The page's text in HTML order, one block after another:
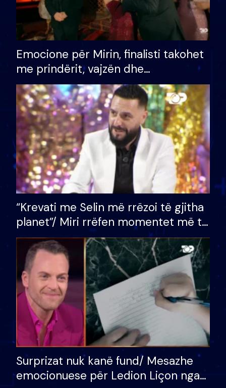
Emocione për Mirin, finalisti takohet
me prindërit, vajzën dhe
bashkëshorten: S’kemi ndonjë letër
divorci apo jo?
“Krevati me Selin më rrëzoi të gjitha
planet”/ Miri rrëfen momentet më të
bukura në shtëpinë e BB VIP: Do më
mungojë zilja e mëngjesit kur…
Surprizat nuk kanë fund/ Mesazhe
emocionuese për Ledion Liçon nga